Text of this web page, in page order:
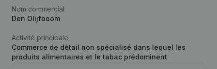
Nom commercial
Den Olijfboom
Activité principale
Commerce de détail non spécialisé dans lequel les
produits alimentaires et le tabac prédominent